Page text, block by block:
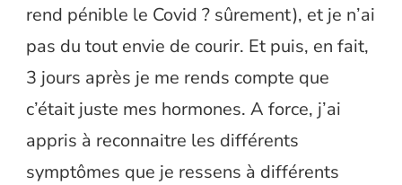
rend pénible le Covid ? sûrement), et je n’ai
pas du tout envie de courir. Et puis, en fait,
3 jours après je me rends compte que
c’était juste mes hormones. A force, j’ai
appris à reconnaitre les différents
symptômes que je ressens à différents